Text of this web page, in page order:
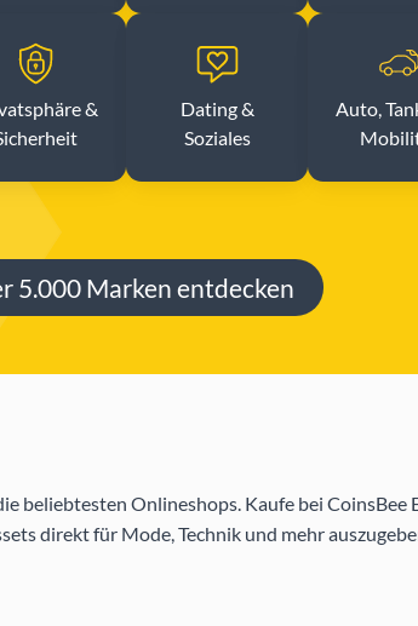
&
Dating &
Soziales
Auto,
5.000 Marken entdecken
beliebtesten Onlineshops. Kaufe bei CoinsBee
direkt für Mode, Technik und mehr